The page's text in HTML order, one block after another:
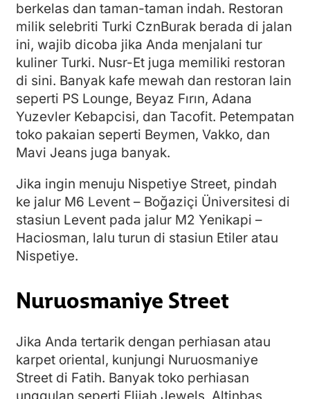
berkelas dan taman-taman indah. Restoran
milik selebriti Turki CznBurak berada di jalan
ini, wajib dicoba jika Anda menjalani tur
kuliner Turki. Nusr-Et juga memiliki restoran
di sini. Banyak kafe mewah dan restoran lain
seperti PS Lounge, Beyaz Fırın, Adana
Yuzevler Kebapcisi, dan Tacofit. Petempatan
toko pakaian seperti Beymen, Vakko, dan
Mavi Jeans juga banyak.
Jika ingin menuju Nispetiye Street, pindah
ke jalur M6 Levent – Boğaziçi Üniversitesi di
stasiun Levent pada jalur M2 Yenikapi –
Haciosman, lalu turun di stasiun Etiler atau
Nispetiye.
Nuruosmaniye Street
Jika Anda tertarik dengan perhiasan atau
karpet oriental, kunjungi Nuruosmaniye
Street di Fatih. Banyak toko perhiasan
unggulan seperti Elijah Jewels, Altinbas,